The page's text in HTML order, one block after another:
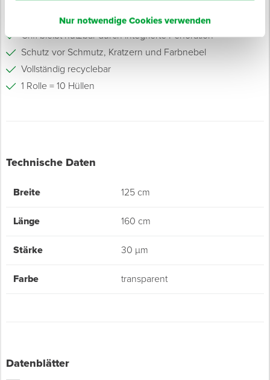
Nur notwendige Cookies verwenden
Transparente und robuste LDPE-Folie mit 30 µm
Griff bleibt nutzbar durch integrierte Perforation
Schutz vor Schmutz, Kratzern und Farbnebel
Vollständig recyclebar
1 Rolle = 10 Hüllen
Technische Daten
Breite 125 cm
Länge 160 cm
Stärke 30 µm
Farbe transparent
Datenblätter